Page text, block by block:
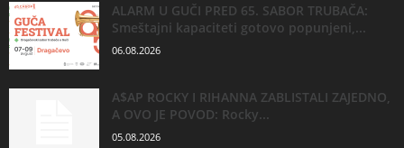
ALARM U GUČI PRED 65. SABOR TRUBAČA:
Smeštajni kapaciteti gotovo popunjeni,...
06.08.2026
A$AP ROCKY I RIHANNA ZABLISTALI ZAJEDNO,
A OVO JE POVOD: Rocky...
05.08.2026